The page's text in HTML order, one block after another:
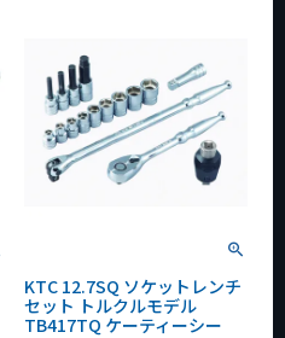
KTC 12.7SQ ソケットレンチ
セット トルクルモデル
TB417TQ ケーティーシー